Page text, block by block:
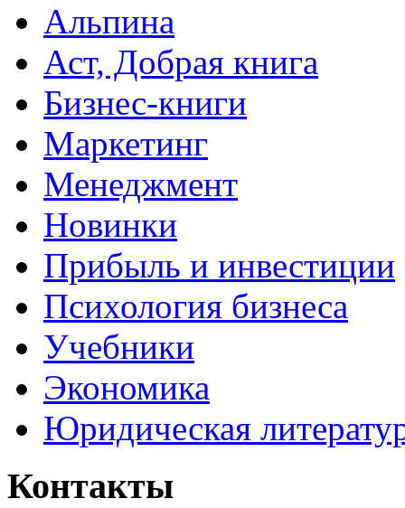
Альпина
Аст, Добрая книга
Бизнес-книги
Маркетинг
Менеджмент
Новинки
Прибыль и инвестиции
Психология бизнеса
Учебники
Экономика
Юридическая
Контакты